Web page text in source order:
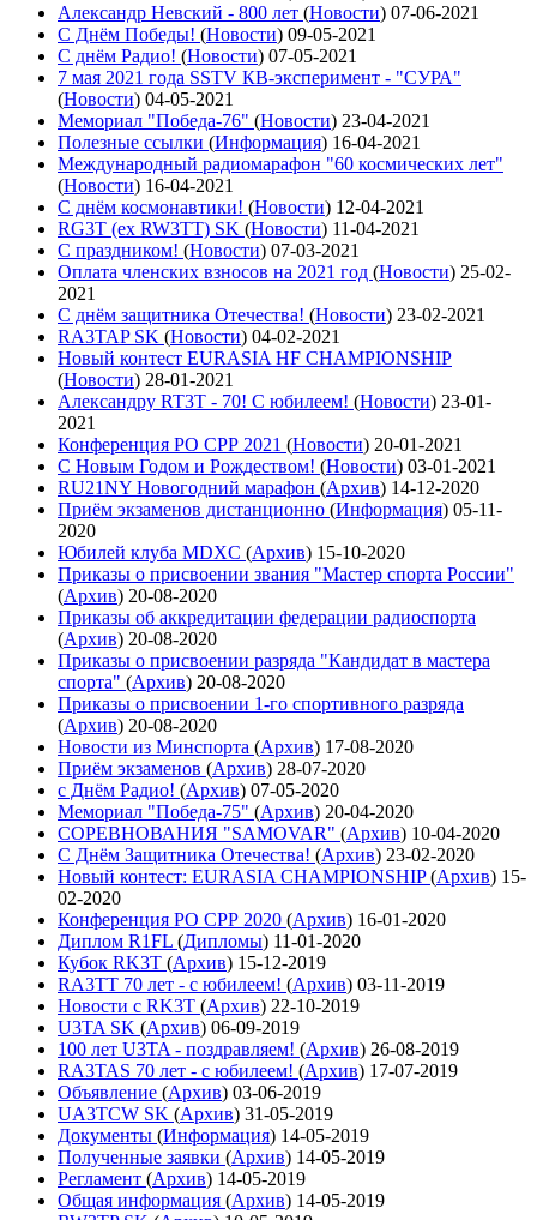
Александр Невский - 800 лет (Новости) 07-06-2021
С Днём Победы! (Новости) 09-05-2021
C днём Радио! (Новости) 07-05-2021
7 мая 2021 года SSTV КВ-эксперимент - "СУРА"
(Новости) 04-05-2021
Мемориал "Победа-76" (Новости) 23-04-2021
Полезные ссылки (Информация) 16-04-2021
Международный радиомарафон "60 космических лет"
(Новости) 16-04-2021
С днём космонавтики! (Новости) 12-04-2021
RG3T (ex RW3TT) SK (Новости) 11-04-2021
С праздником! (Новости) 07-03-2021
Оплата членских взносов на 2021 год (Новости) 25-02-
2021
С днём защитника Отечества! (Новости) 23-02-2021
RA3TAP SK (Новости) 04-02-2021
Новый контест EURASIA HF CHAMPIONSHIP
(Новости) 28-01-2021
Александру RT3T - 70! С юбилеем! (Новости) 23-01-
2021
Конференция РО СРР 2021 (Новости) 20-01-2021
С Новым Годом и Рождеством! (Новости) 03-01-2021
RU21NY Новогодний марафон (Архив) 14-12-2020
Приём экзаменов дистанционно (Информация) 05-11-
2020
Юбилей клуба MDXC (Архив) 15-10-2020
Приказы о присвоении звания "Мастер спорта России"
(Архив) 20-08-2020
Приказы об аккредитации федерации радиоспорта
(Архив) 20-08-2020
Приказы о присвоении разряда "Кандидат в мастера
спорта" (Архив) 20-08-2020
Приказы о присвоении 1-го спортивного разряда
(Архив) 20-08-2020
Новости из Минспорта (Архив) 17-08-2020
Приём экзаменов (Архив) 28-07-2020
с Днём Радио! (Архив) 07-05-2020
Мемориал "Победа-75" (Архив) 20-04-2020
СОРЕВНОВАНИЯ "SAMOVAR" (Архив) 10-04-2020
С Днём Защитника Отечества! (Архив) 23-02-2020
Новый контест: EURASIA CHAMPIONSHIP(Архив) 15-
02-2020
Конференция РО СРР 2020 (Архив) 16-01-2020
Диплом R1FL (Дипломы) 11-01-2020
Кубок RK3T (Архив) 15-12-2019
RA3TT 70 лет - с юбилеем! (Архив) 03-11-2019
Новости с RK3T (Архив) 22-10-2019
U3TA SK (Архив) 06-09-2019
100 лет U3TA - поздравляем! (Архив) 26-08-2019
RA3TAS 70 лет - с юбилеем! (Архив) 17-07-2019
Объявление (Архив) 03-06-2019
UA3TCW SK (Архив) 31-05-2019
Документы (Информация) 14-05-2019
Полученные заявки (Архив) 14-05-2019
Регламент (Архив) 14-05-2019
Общая информация (Архив) 14-05-2019